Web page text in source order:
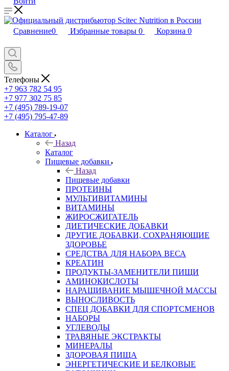
Сравнение0 Избранные товары 0 Корзина 0
Телефоны
+7 963 782 54 95
+7 977 302 75 85
+7 (495) 789-19-07
+7 (495) 795-47-89
Каталог
Назад
Каталог
Пищевые добавки
Назад
Пищевые добавки
ПРОТЕИНЫ
МУЛЬТИВИТАМИНЫ
ВИТАМИНЫ
ЖИРОСЖИГАТЕЛЬ
ДИЕТИЧЕСКИЕ ДОБАВКИ
ДРУГИЕ ДОБАВКИ, СОХРАНЯЮЩИЕ
ЗДОРОВЬЕ
СРЕДСТВА ДЛЯ НАБОРА ВЕСА
КРЕАТИН
ПРОДУКТЫ-ЗАМЕНИТЕЛИ ПИЩИ
АМИНОКИСЛОТЫ
НАРАЩИВАНИЕ МЫШЕЧНОЙ МАССЫ
ВЫНОСЛИВОСТЬ
СПЕЦ ДОБАВКИ ДЛЯ СПОРТСМЕНОВ
НАБОРЫ
УГЛЕВОДЫ
ТРАВЯНЫЕ ЭКСТРАКТЫ
МИНЕРАЛЫ
ЗДОРОВАЯ ПИЩА
ЭНЕРГЕТИЧЕСКИЕ И БЕЛКОВЫЕ